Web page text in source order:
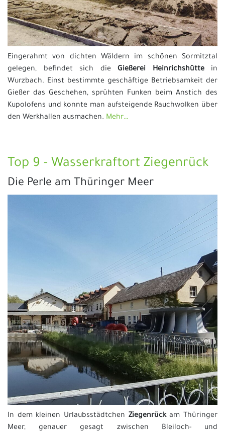
Eingerahmt von dichten Wäldern im schönen Sormitztal
gelegen, befindet sich die Gießerei Heinrichshüttein
Wurzbach. Einst bestimmte geschäftige Betriebsamkeit der
Gießer das Geschehen, sprühten Funken beim Anstich des
Kupolofens und konnte man aufsteigende Rauchwolken über
den Werkhallen ausmachen. Mehr…
Top 9 - Wasserkraftort Ziegenrück
Die Perle am Thüringer Meer
In dem kleinen Urlaubsstädtchen Ziegenrückam Thüringer
Meer, genauer gesagt zwischen Bleiloch- und